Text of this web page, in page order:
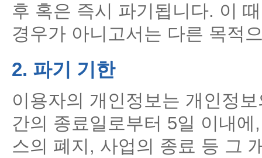
후 혹은 즉시 파기됩니다. 이
경우가 아니고서는 다른 목적
2. 파기 기한
이용자의 개인정보는 개인정
간의 종료일로부터 5일 이내
스의 폐지, 사업의 종료 등 그